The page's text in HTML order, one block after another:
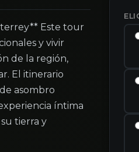
Este tour
y vivir
de la región,
El itinerario
asombro
íntima
tierra y